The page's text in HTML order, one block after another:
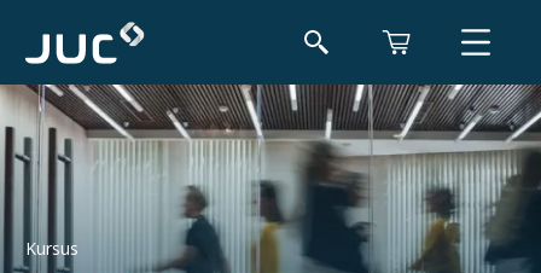
Kursus